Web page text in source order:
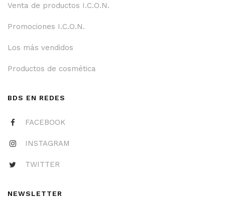
Venta de productos I.C.O.N.
Promociones I.C.O.N.
Los más vendidos
Productos de cosmética
BDS EN REDES
FACEBOOK
INSTAGRAM
TWITTER
NEWSLETTER